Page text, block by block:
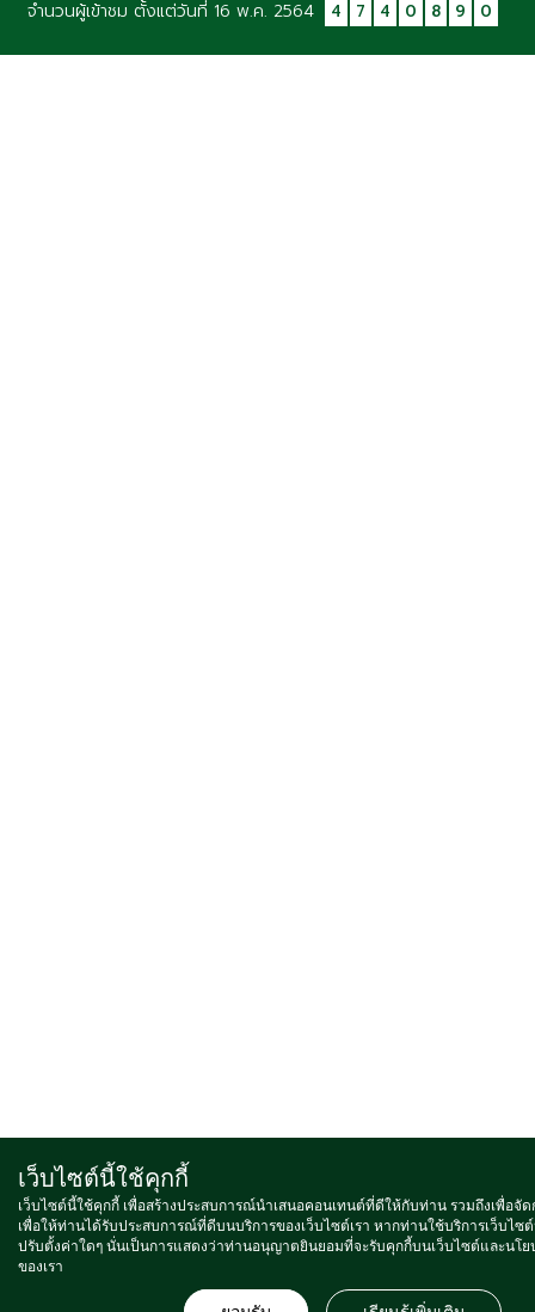
จำนวนผู้เข้าชม ตั้งแต่วันที่ 16 พ.ค. 2564
4 7 4 0 8 9 0
เว็บไซต์นี้ใช้คุกกี้
เว็บไซต์นี้ใช้คุกกี้ เพื่อสร้างประสบการณ์นำเสนอคอนเทนต์ที่ดีให้กับท่าน รวมถึงเพื่อจั
เพื่อให้ท่านได้รับประสบการณ์ที่ดีบนบริการของเว็บไซต์เรา หากท่านใช้บริการเว็บไซ
ปรับตั้งค่าใดๆ นั่นเป็นการแสดงว่าท่านอนุญาตยินยอมที่จะรับคุกกี้บนเว็บไซต์และนโ
ของเรา